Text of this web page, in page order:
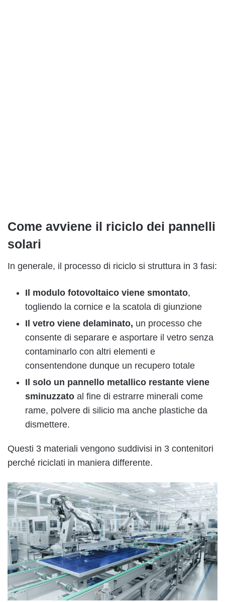
Come avviene il riciclo dei pannelli
solari
In generale, il processo di riciclo si struttura in 3 fasi:
Il modulo fotovoltaico viene smontato,
togliendo la cornice e la scatola di giunzione
Il vetro viene delaminato, un processo che
consente di separare e asportare il vetro senza
contaminarlo con altri elementi e
consentendone dunque un recupero totale
Il solo un pannello metallico restante viene
sminuzzato al fine di estrarre minerali come
rame, polvere di silicio ma anche plastiche da
dismettere.
Questi 3 materiali vengono suddivisi in 3 contenitori
perché riciclati in maniera differente.